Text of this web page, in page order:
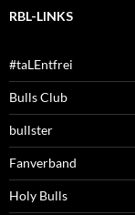
RBL-LINKS
#taLEntfrei
Bulls Club
bullster
Fanverband
Holy Bulls